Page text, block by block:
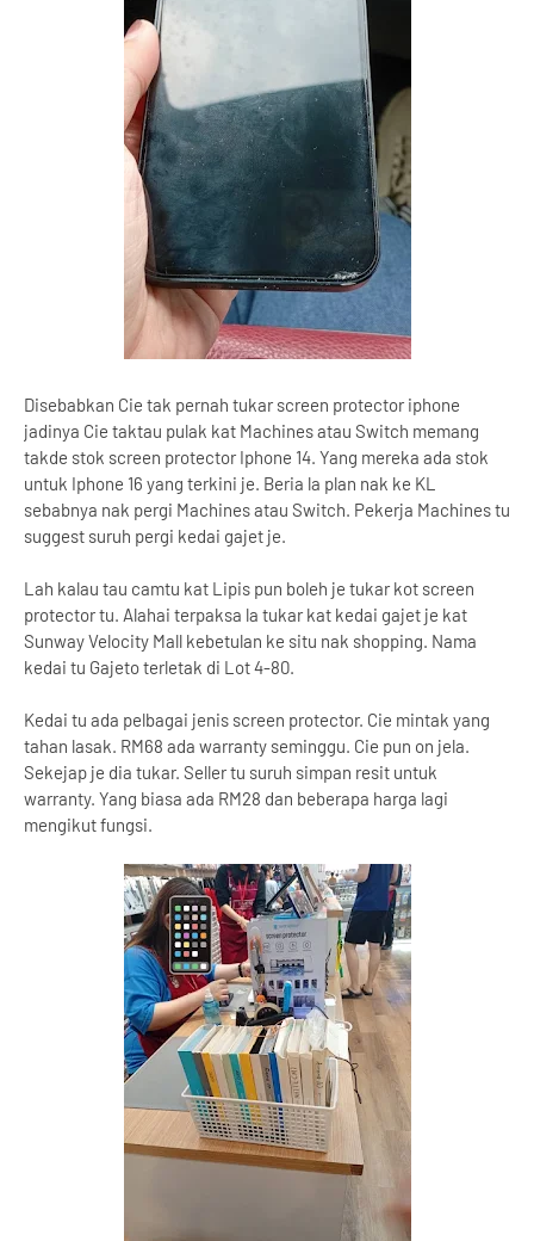
Disebabkan Cie tak pernah tukar screen protector iphone
jadinya Cie taktau pulak kat Machines atau Switch memang
takde stok screen protector Iphone 14. Yang mereka ada stok
untuk Iphone 16 yang terkini je. Beria la plan nak ke KL
sebabnya nak pergi Machines atau Switch. Pekerja Machines tu
suggest suruh pergi kedai gajet je.
Lah kalau tau camtu kat Lipis pun boleh je tukar kot screen
protector tu. Alahai terpaksa la tukar kat kedai gajet je kat
Sunway Velocity Mall kebetulan ke situ nak shopping. Nama
kedai tu Gajeto terletak di Lot 4-80.
Kedai tu ada pelbagai jenis screen protector. Cie mintak yang
tahan lasak. RM68 ada warranty seminggu. Cie pun on jela.
Sekejap je dia tukar. Seller tu suruh simpan resit untuk
warranty. Yang biasa ada RM28 dan beberapa harga lagi
mengikut fungsi.